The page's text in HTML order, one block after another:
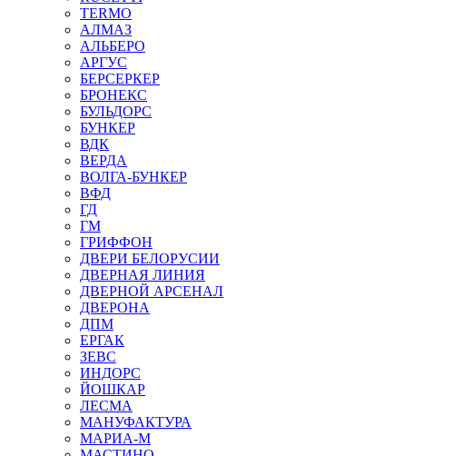
TERMO
АЛМАЗ
АЛЬБЕРО
АРГУС
БЕРСЕРКЕР
БРОНЕКС
БУЛЬДОРС
БУНКЕР
ВДК
ВЕРДА
ВОЛГА-БУНКЕР
ВФД
ГД
ГМ
ГРИФФОН
ДВЕРИ БЕЛОРУСИИ
ДВЕРНАЯ ЛИНИЯ
ДВЕРНОЙ АРСЕНАЛ
ДВЕРОНА
ДПМ
ЕРГАК
ЗЕВС
ИНДОРС
ЙОШКАР
ЛЕСМА
МАНУФАКТУРА
МАРИА-М